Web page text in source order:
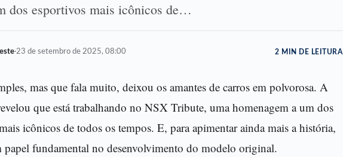
dos esportivos mais icônicos de…
·23 de setembro de 2025, 08:00 2 MIN DE LEITURA
mas que fala muito, deixou os amantes de carros em polvorosa. A
que está trabalhando no NSX Tribute, uma homenagem a um dos
icônicos de todos os tempos. E, para apimentar ainda mais a história,
papel fundamental no desenvolvimento do modelo original.